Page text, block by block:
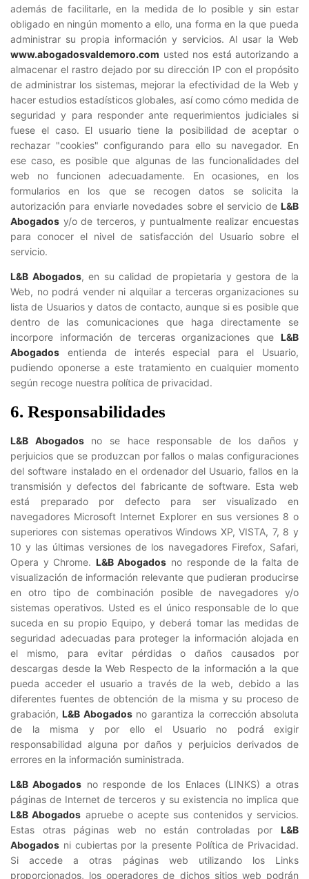
además de facilitarle, en la medida de lo posible y sin estar
obligado en ningún momento a ello, una forma en la que pueda
administrar su propia información y servicios. Al usar la Web
www.abogadosvaldemoro.com usted nos está autorizando a
almacenar el rastro dejado por su dirección IP con el propósito
de administrar los sistemas, mejorar la efectividad de la Web y
hacer estudios estadísticos globales, así como cómo medida de
seguridad y para responder ante requerimientos judiciales si
fuese el caso. El usuario tiene la posibilidad de aceptar o
rechazar "cookies" configurando para ello su navegador. En
ese caso, es posible que algunas de las funcionalidades del
web no funcionen adecuadamente. En ocasiones, en los
formularios en los que se recogen datos se solicita la
autorización para enviarle novedades sobre el servicio de L&B
Abogados y/o de terceros, y puntualmente realizar encuestas
para conocer el nivel de satisfacción del Usuario sobre el
servicio.
L&B Abogados, en su calidad de propietaria y gestora de la
Web, no podrá vender ni alquilar a terceras organizaciones su
lista de Usuarios y datos de contacto, aunque si es posible que
dentro de las comunicaciones que haga directamente se
incorpore información de terceras organizaciones que L&B
Abogados entienda de interés especial para el Usuario,
pudiendo oponerse a este tratamiento en cualquier momento
según recoge nuestra política de privacidad.
6. Responsabilidades
L&B Abogadosno se hace responsable de los daños y
perjuicios que se produzcan por fallos o malas configuraciones
del software instalado en el ordenador del Usuario, fallos en la
transmisión y defectos del fabricante de software. Esta web
está preparado por defecto para ser visualizado en
navegadores Microsoft Internet Explorer en sus versiones 8 o
superiores con sistemas operativos Windows XP, VISTA, 7, 8 y
10 y las últimas versiones de los navegadores Firefox, Safari,
Opera y Chrome. L&B Abogados no responde de la falta de
visualización de información relevante que pudieran producirse
en otro tipo de combinación posible de navegadores y/o
sistemas operativos. Usted es el único responsable de lo que
suceda en su propio Equipo, y deberá tomar las medidas de
seguridad adecuadas para proteger la información alojada en
el mismo, para evitar pérdidas o daños causados por
descargas desde la Web Respecto de la información a la que
pueda acceder el usuario a través de la web, debido a las
diferentes fuentes de obtención de la misma y su proceso de
grabación,L&B Abogadosno garantiza la corrección absoluta
de la misma y por ello el Usuario no podrá exigir
responsabilidad alguna por daños y perjuicios derivados de
errores en la información suministrada.
L&B Abogados no responde de los Enlaces (LINKS) a otras
páginas de Internet de terceros y su existencia no implica que
L&B Abogados apruebe o acepte sus contenidos y servicios.
Estas otras páginas web no están controladas por L&B
Abogados ni cubiertas por la presente Política de Privacidad.
Si accede a otras páginas web utilizando los Links
proporcionados, los operadores de dichos sitios web podrán